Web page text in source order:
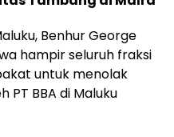
Benhur George
hampir seluruh fraksi
untuk menolak
BBA di Maluku